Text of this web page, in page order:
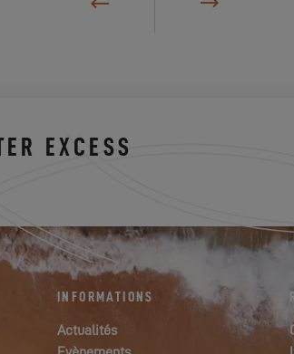
EXCESS
INFORMATIONS
Actualités